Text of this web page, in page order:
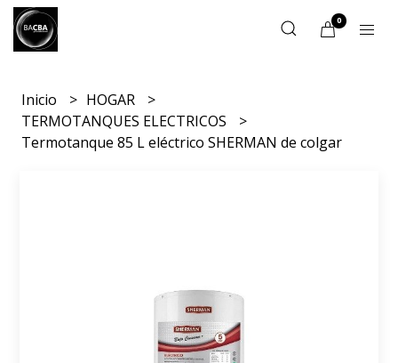
0
Inicio
HOGAR
TERMOTANQUES ELECTRICOS
Termotanque 85 L eléctrico SHERMAN de colgar